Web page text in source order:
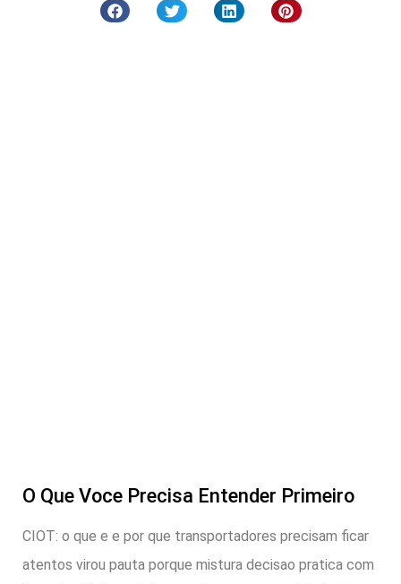
O Que Voce Precisa Entender Primeiro
CIOT: o que e e por que transportadores precisam ficar
atentos virou pauta porque mistura decisao pratica com